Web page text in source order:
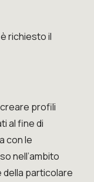
richiesto il
profili
al fine di
con le
nell’ambito
della particolare